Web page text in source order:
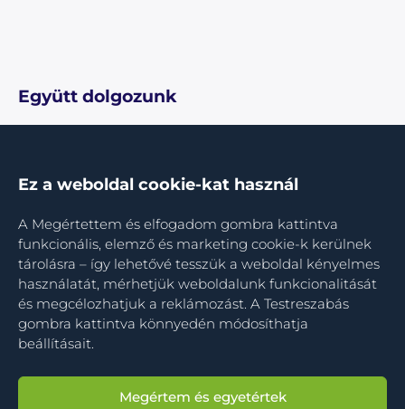
Ez a weboldal cookie-kat használ
A Megértettem és elfogadom gombra kattintva
funkcionális, elemző és marketing cookie-k kerülnek
tárolásra – így lehetővé tesszük a weboldal kényelmes
használatát, mérhetjük weboldalunk funkcionalitását
és megcélozhatjuk a reklámozást. A Testreszabás
gombra kattintva könnyedén módosíthatja
beállításait.
Megértem és egyetértek
Együtt dolgozunk